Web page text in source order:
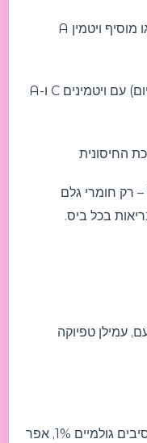
העוף עשיר בטאורין החיוני ללב, והמנגו מוסיף ויטמין A
שילוב של מינרלים מהעוף (אבץ וסלניום) עם ויטמינים C ו-A
רק חומרי גלם
בכל ביס.
עמילן טפיוקה
חלבון גולמי 12%, שומן גולמי 0.01%, סיבים גולמיים 1%, אפר